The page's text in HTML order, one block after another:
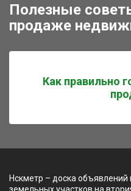
Полезные
продаже
Как правильно
Нскметр – доска
земельных участков на